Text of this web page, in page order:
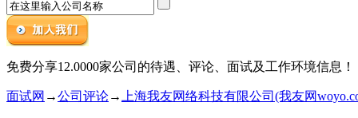
免费分享12.0000家公司的待遇、评论、面试及工作环境信息！
面试网 →公司评论→ 上海我友网络科技有限公司(我友网